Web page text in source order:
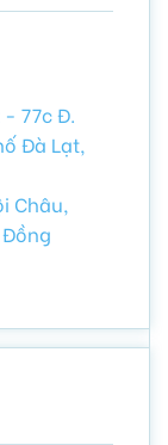
77c Đ.
Đà Lạt,
Châu,